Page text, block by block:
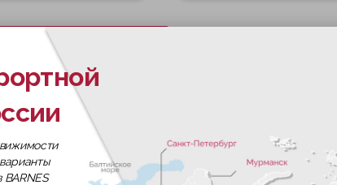
все планировки
округе, ближе к метро и с современной
окна, обещания клубного сервиса. Но что
проехал по району в час пик, поговорил
разбор без прикрас.
BARNES